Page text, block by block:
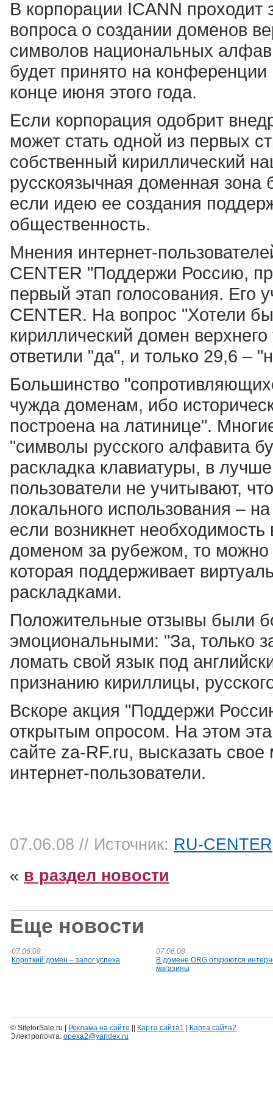
В корпорации ICANN
вопроса о создании доменов
символов национальных
будет принято на
конце июня этого года.
Если корпорация одобрит
может стать одной из первых
собственный кириллический
русскоязычная доменная зона
если идею ее создания
общественность.
Мнения интернет-
CENTER "Поддержи Россию,
первый этап голосования. Его
CENTER. На вопрос "Хотели
кириллический домен
ответили "да", и только 29,6 –
Большинство
чужда доменам, ибо
построена на латинице".
"символы русского алфавита
раскладка клавиатуры, в
пользователи не учитывают,
локального использования –
если возникнет
доменом за рубежом, то можно
которая поддерживает
раскладками.
Положительные отзывы были
эмоциональными: "За, только
ломать свой язык под
признанию кириллицы,
Вскоре акция "Поддержи
открытым опросом. На этом
сайте za-RF.ru, высказать
интернет-пользователи.
07.06.08 // Источник: RU-CENTER
« в раздел новости
Еще новости
07.06.08
Короткий домен – залог успеха
07.06.08
В домене ORG откроются
магазины
© SiteforSale.ru | Реклама на сайте Карта сайта1
Карта сайта2
Электропочта: opexa2@yandex.ru